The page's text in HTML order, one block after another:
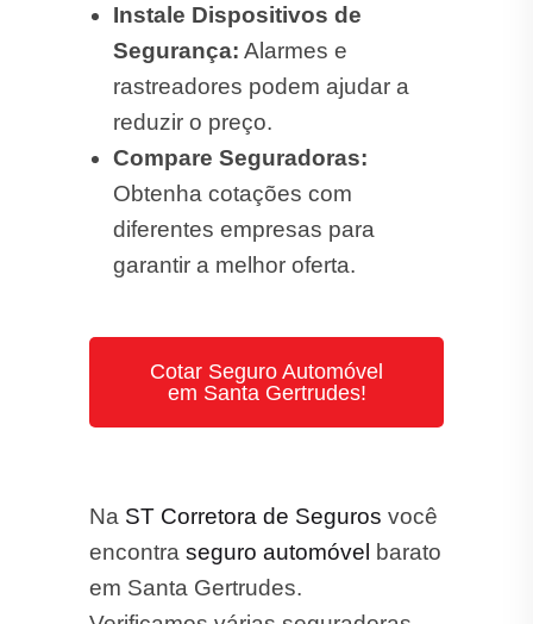
Instale Dispositivos de
Segurança: Alarmes e
rastreadores podem ajudar a
reduzir o preço.
Compare Seguradoras:
Obtenha cotações com
diferentes empresas para
garantir a melhor oferta.
Cotar Seguro Automóvel
em Santa Gertrudes!
Na ST Corretora de Seguros você
encontra seguro automóvel
barato
em Santa Gertrudes.